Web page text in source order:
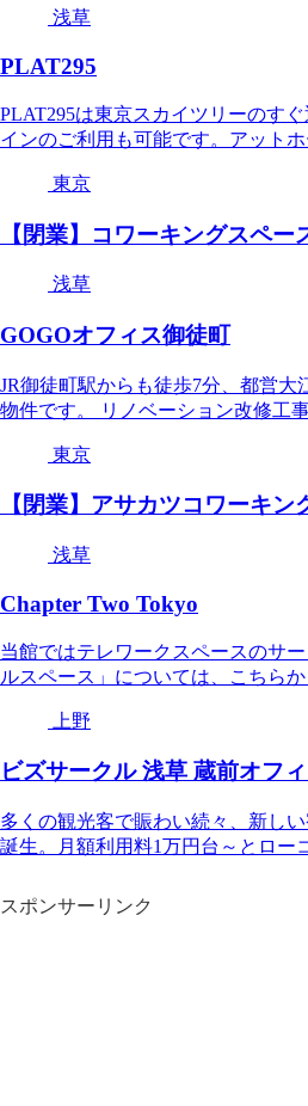
浅草
PLAT295
PLAT295は東京スカイツリーのす
インのご利用も可能です。アット
東京
【閉業】コワーキングスペー
浅草
GOGOオフィス御徒町
JR御徒町駅からも徒歩7分、都営
物件です。 リノベーション改修工
東京
【閉業】アサカツコワーキン
浅草
Chapter Two Tokyo
当館ではテレワークスペースのサ
ルスペース」については、こちら
上野
ビズサークル 浅草 蔵前オフ
多くの観光客で賑わい続々、新し
誕生。月額利用料1万円台～とロー
スポンサーリンク